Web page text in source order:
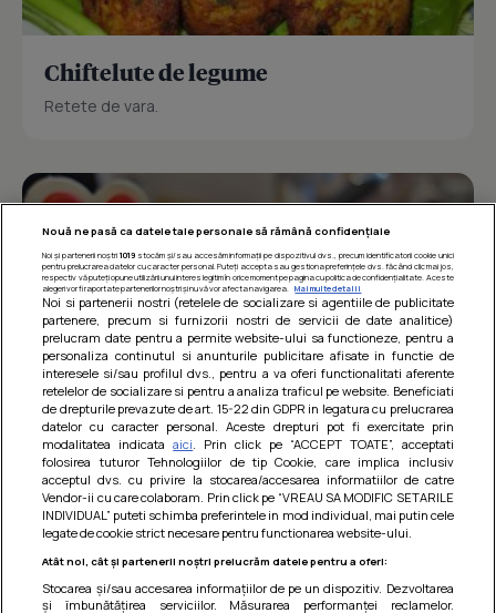
Chiftelute de legume
Retete de vara.
Barcute din vinete cu arpagic rosu
Un deliciu usor de preparat!
Nouă ne pasă ca datele tale personale să rămână confidențiale
Noi și partenerii noștri 1019stocăm și/sau accesăm informații pe dispozitivul dvs., precum identificatorii cookie unici
pentru prelucrarea datelor cu caracter personal. Puteți accepta sau gestiona preferințele dvs. făcând clic mai jos,
respectiv vă puteți opune utilizării unui interes legitim în orice moment pe pagina cu politica de confidențialitate. Aceste
alegeri vor fi raportate partenerilor noștri și nu vă vor afecta navigarea.
Mai multe detalii
Noi si partenerii nostri (retelele de socializare si agentiile de publicitate
partenere, precum si furnizorii nostri de servicii de date analitice)
prelucram date pentru a permite website-ului sa functioneze, pentru a
personaliza continutul si anunturile publicitare afisate in functie de
interesele si/sau profilul dvs., pentru a va oferi functionalitati aferente
retelelor de socializare si pentru a analiza traficul pe website. Beneficiati
de drepturile prevazute de art. 15-22 din GDPR in legatura cu prelucrarea
datelor cu caracter personal. Aceste drepturi pot fi exercitate prin
modalitatea indicataaici . Prin click pe “ACCEPT TOATE”, acceptati
folosirea tuturor Tehnologiilor de tip Cookie, care implica inclusiv
acceptul dvs. cu privire la stocarea/accesarea informatiilor de catre
Vendor-ii cu care colaboram. Prin click pe “VREAU SA MODIFIC SETARILE
INDIVIDUAL” puteti schimba preferintele in mod individual, mai putin cele
legate de cookie strict necesare pentru functionarea website-ului.
Atât noi, cât și partenerii noștri prelucrăm datele pentru a oferi:
Stocarea și/sau accesarea informațiilor de pe un dispozitiv. Dezvoltarea
și îmbunătățirea serviciilor. Măsurarea performanței reclamelor.